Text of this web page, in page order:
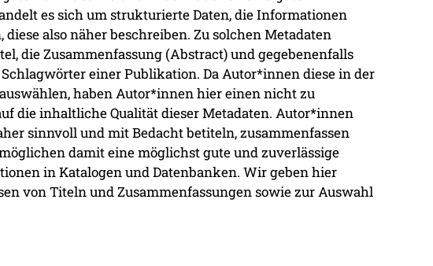
es sich um strukturierte Daten, die Informationen
also näher beschreiben. Zu solchen Metadaten
die Zusammenfassung (Abstract) und gegebenenfalls
einer Publikation. Da Autor*innen diese in der
haben Autor*innen hier einen nicht zu
die inhaltliche Qualität dieser Metadaten. Autor*innen
sinnvoll und mit Bedacht betiteln, zusammenfassen
damit eine möglichst gute und zuverlässige
in Katalogen und Datenbanken. Wir geben hier
von Titeln und Zusammenfassungen sowie zur Auswahl